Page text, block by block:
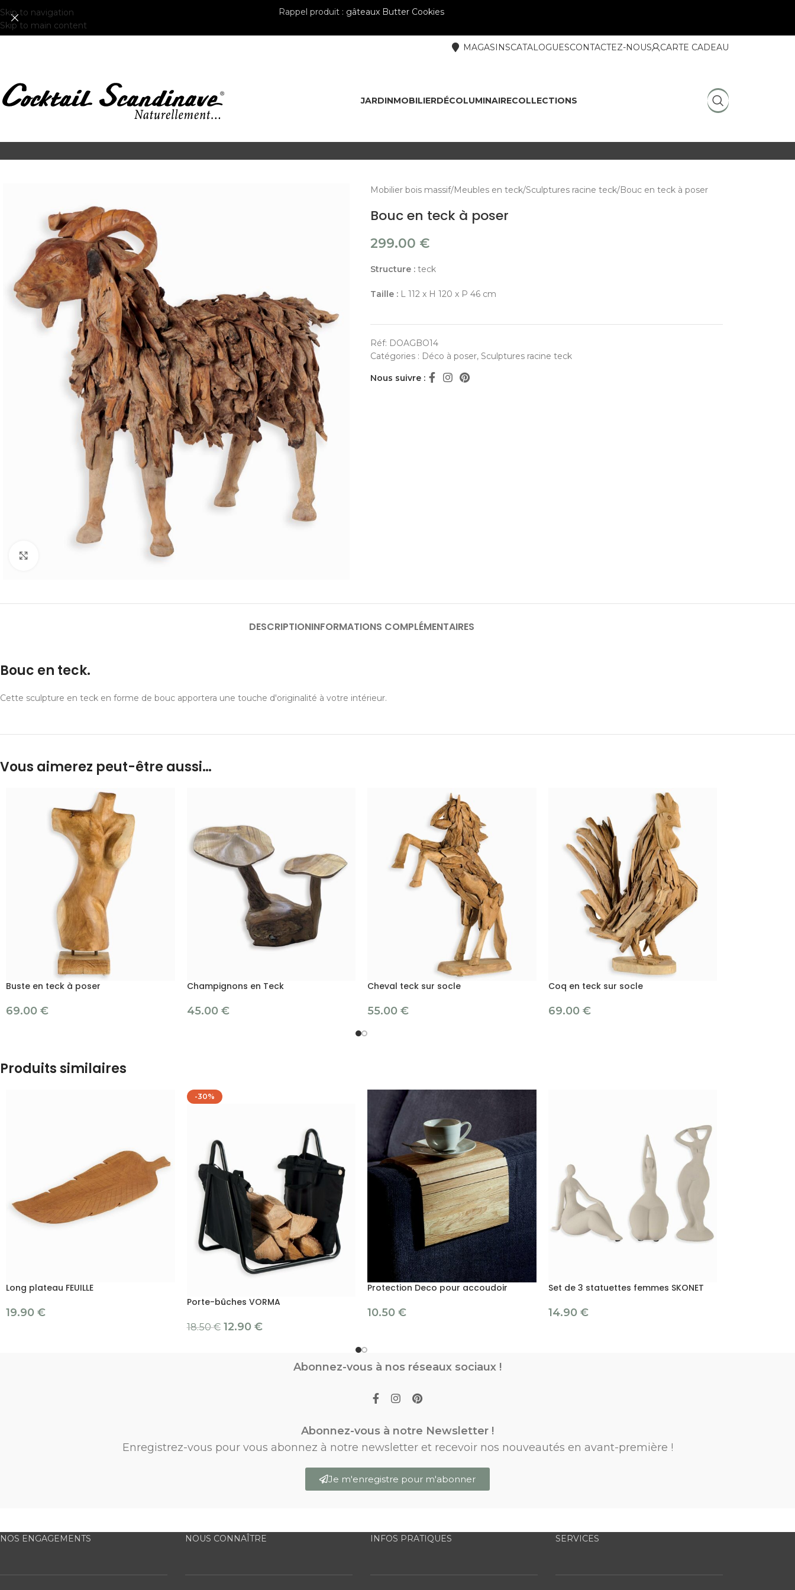
Skip to navigation
Skip to main content
Rappel produit : gâteaux Butter Cookies
MAGASINSCATALOGUESCONTACTEZ-NOUS CARTE CADEAU
JARDINMOBILIERDÉCOLUMINAIRECOLLECTIONS
Mobilier bois massif Meubles en teck Sculptures racine teck Bouc en teck à poser
Bouc en teck à poser
299.00 €
Structure :teck
Taille :L 112 x H 120 x P 46 cm
Réf: DOAGBO14
Catégories : Déco à poser, Sculptures racine teck
Nous suivre :
DESCRIPTIONINFORMATIONS COMPLÉMENTAIRES
Bouc en teck.
Cette sculpture en teck en forme de bouc apportera une touche d'originalité à votre intérieur.
Vous aimerez peut-être aussi…
Buste en teck à poser
69.00 €
Champignons en Teck
45.00 €
Cheval teck sur socle
55.00 €
Coq en teck sur socle
69.00 €
Produits similaires
Long plateau FEUILLE
19.90 €
-30%
Porte-bûches VORMA
18.50€ 12.90 €
Protection Deco pour accoudoir
10.50 €
Set de 3 statuettes femmes SKONET
14.90 €
Abonnez-vous à nos réseaux sociaux !
Abonnez-vous à notre Newsletter !
Enregistrez-vous pour vous abonnez à notre newsletter et recevoir nos nouveautés en avant-première !
Je m'enregistre pour m'abonner
NOS ENGAGEMENTS NOUS CONNAÎTRE INFOS PRATIQUES SERVICES